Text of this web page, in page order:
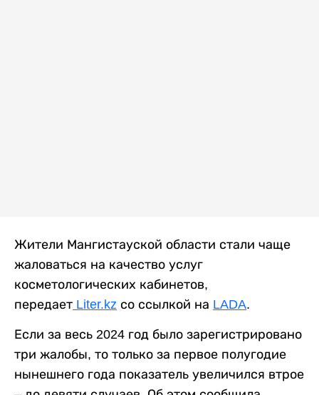
Жители Мангистауской области стали чаще
жаловаться на качество услуг
косметологических кабинетов,
передает Liter.kz со ссылкой на LADA.
Если за весь 2024 год было зарегистрировано
три жалобы, то только за первое полугодие
нынешнего года показатель увеличился втрое